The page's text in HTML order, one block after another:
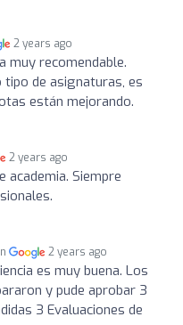
2 years ago
muy recomendable.
tipo de asignaturas, es
están mejorando.
2 years ago
academia. Siempre
2 years ago
es muy buena. Los
y pude aprobar 3
3 Evaluaciones de